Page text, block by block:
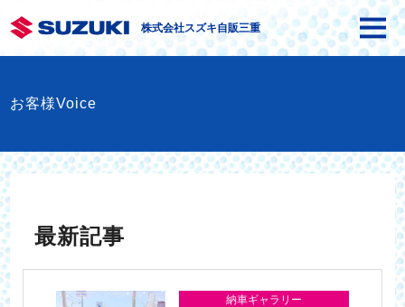
株式会社スズキ自販三重
お客様Voice
最新記事
納車ギャラリー